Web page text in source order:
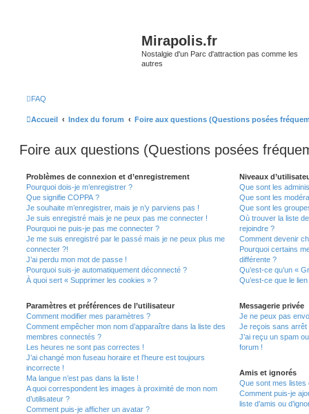
Mirapolis.fr
Nostalgie d'un Parc d'attraction pas comme les
autres
FAQ
Accueil Index du forum Foire aux questions (Questions posées
Foire aux questions (Questions posées
Problèmes de connexion et d’enregistrement
Pourquoi dois-je m’enregistrer ?
Que signifie COPPA ?
Je souhaite m’enregistrer, mais je n’y parviens pas !
Je suis enregistré mais je ne peux pas me connecter !
Pourquoi ne puis-je pas me connecter ?
Je me suis enregistré par le passé mais je ne peux plus me
connecter ?!
J’ai perdu mon mot de passe !
Pourquoi suis-je automatiquement déconnecté ?
À quoi sert « Supprimer les cookies » ?
Paramètres et préférences de l’utilisateur
Comment modifier mes paramètres ?
Comment empêcher mon nom d’apparaître dans la liste des
membres connectés ?
Les heures ne sont pas correctes !
J’ai changé mon fuseau horaire et l’heure est toujours
incorrecte !
Ma langue n’est pas dans la liste !
A quoi correspondent les images à proximité de mon nom
d’utilisateur ?
Comment puis-je afficher un avatar ?
Niveaux
Que sont les
Que sont les
Que sont les
Où trouver la liste
rejoindre ?
Comment devenir
Pourquoi certains
différente ?
Qu’est-ce qu’un «
Qu’est-ce que le
Messagerie privée
Je ne peux pas
Je reçois sans arrêt
J’ai reçu un spam
forum !
Amis et ignorés
Que sont mes listes
Comment puis-je
liste d’amis ou